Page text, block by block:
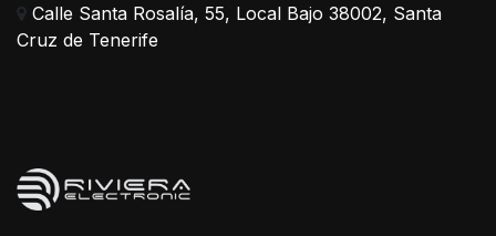
Calle Santa Rosalía, 55, Local Bajo 38002, Santa
Cruz de Tenerife